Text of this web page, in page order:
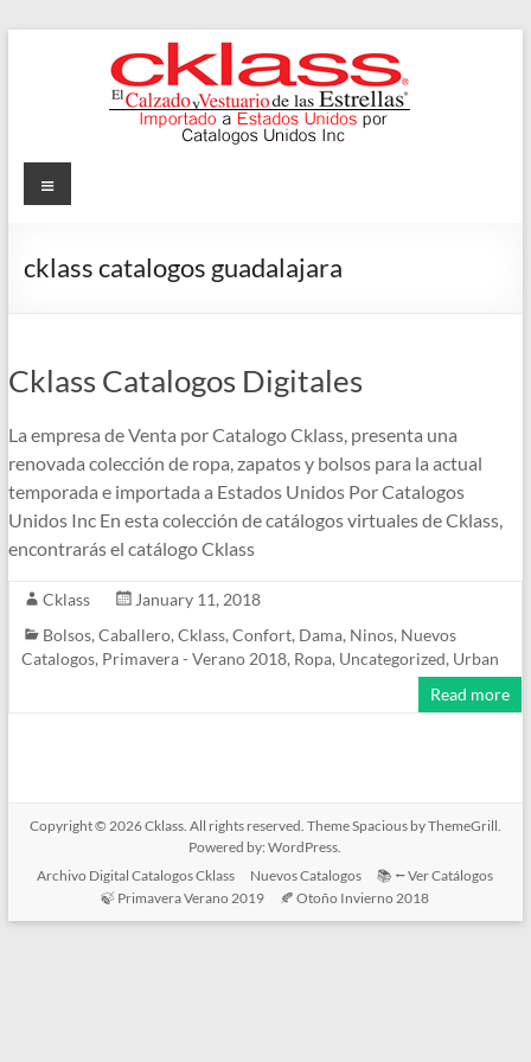
Cklass
y
Estrellas
Menu
cklass catalogos guadalajara
Cklass Catalogos Digitales
La empresa de Venta por Catalogo Cklass, presenta una
renovada colección de ropa, zapatos y bolsos para la actual
temporada e importada a Estados Unidos Por Catalogos
Unidos Inc En esta colección de catálogos virtuales de Cklass,
encontrarás el catálogo Cklass
Cklass
January 11, 2018
Bolsos, Caballero, Cklass, Confort, Dama, Ninos, Nuevos
Catalogos, Primavera - Verano 2018, Ropa, Uncategorized, Urban
Read more
Copyright © 2026Cklass. All rights reserved. ThemeSpaciousby ThemeGrill.
Powered by:WordPress.
Archivo Digital Catalogos Cklass
Nuevos Catalogos
📚 ⭠ Ver Catálogos
🍃 Primavera Verano 2019
🍂 Otoño Invierno 2018